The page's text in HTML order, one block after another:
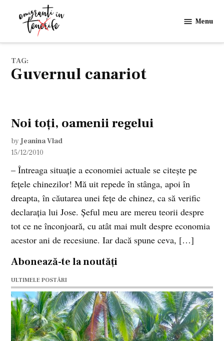
in
Menu
TAG:
guvernul canariot
Noi toţi, oamenii regelui
by Jeanina Vlad
15/12/2010
– Întreaga situaţie a economiei actuale se citeşte pe
feţele chinezilor! Mă uit repede în stânga, apoi în
dreapta, în căutarea unei feţe de chinez, ca să verific
declaraţia lui Jose. Şeful meu are mereu teorii despre
tot ce ne înconjoară, cu atât mai mult despre economia
acestor ani de recesiune. Iar dacă spune ceva, […]
Abonează-te la noutăți
ULTIMELE POSTĂRI